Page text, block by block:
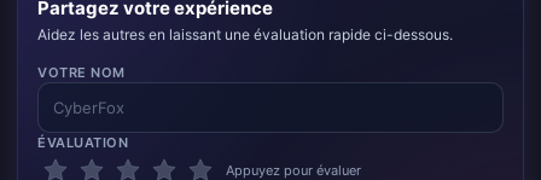
Partagez votre expérience
Aidez les autres en laissant une évaluation rapide ci-dessous.
VOTRE NOM
ÉVALUATION
Appuyez pour évaluer